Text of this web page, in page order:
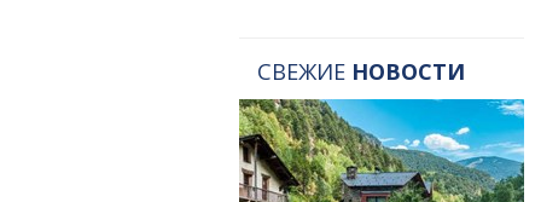
СВЕЖИЕ НОВОСТИ